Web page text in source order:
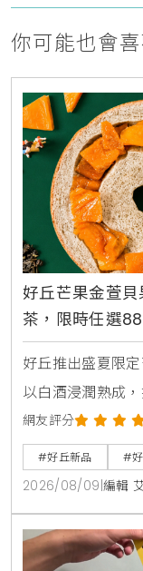
你可能也會
好丘芒果金萱
茶，限時任選
好丘推出盛夏限
以白酒浸潤熟成
酸甜果香與淡雅
門市與官網宅配
全烘焙品項任選4
網友評分
#好丘新品 #
2026/08/09 編輯